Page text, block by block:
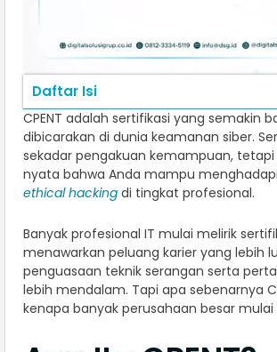
Daftar Isi
CPENT adalah sertifikasi yang semakin
dibicarakan di dunia keamanan siber.
sekadar pengakuan kemampuan,
nyata bahwa Anda mampu
ethical hacking di tingkat profesional.
Banyak profesional IT mulai melirik
menawarkan peluang karier yang lebih
penguasaan teknik serangan serta
lebih mendalam. Tapi apa sebenarnya
kenapa banyak perusahaan besar